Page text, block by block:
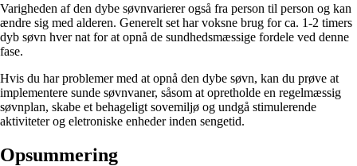
Varigheden af den dybe søvnvarierer også fra person til person og kan
ændre sig med alderen. Generelt set har voksne brug for ca. 1-2 timers
dyb søvn hver nat for at opnå de sundhedsmæssige fordele ved denne
fase.
Hvis du har problemer med at opnå den dybe søvn, kan du prøve at
implementere sunde søvnvaner, såsom at opretholde en regelmæssig
søvnplan, skabe et behageligt sovemiljø og undgå stimulerende
aktiviteter og eletroniske enheder inden sengetid.
Opsummering